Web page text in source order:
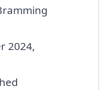
2024,